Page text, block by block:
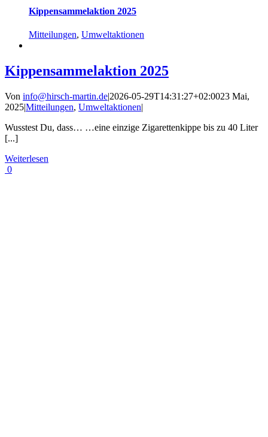
Kippensammelaktion 2025
Mitteilungen, Umweltaktionen
Kippensammelaktion 2025
Von info@hirsch-martin.de|2026-05-29T14:31:27+02:0023 Mai,
2025|Mitteilungen, Umweltaktionen|
Wusstest Du, dass… …eine einzige Zigarettenkippe bis zu 40 Liter
[...]
Weiterlesen
0